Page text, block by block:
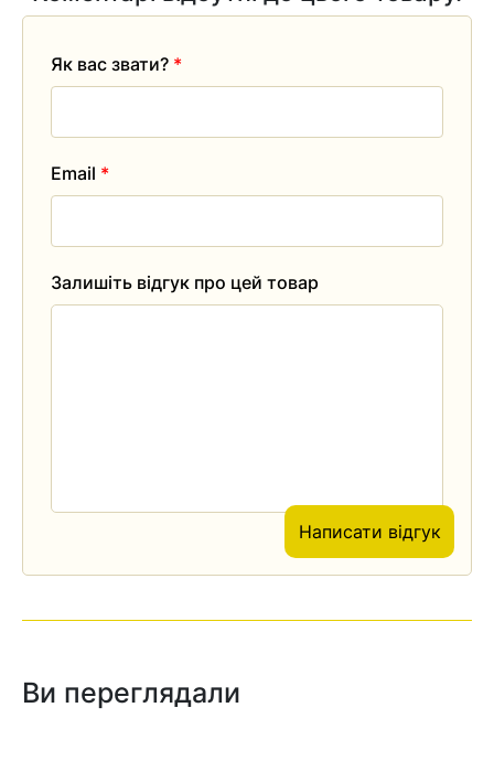
Залишіть відгук про цей товар
Як вас звати? *
Email *
Написати відгук
Ви переглядали